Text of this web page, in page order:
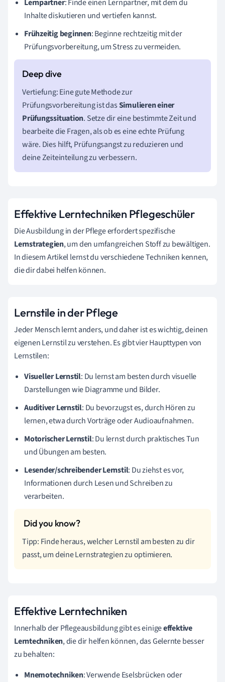
Lernpartner: Finde einen Lernpartner, mit dem du
Inhalte diskutieren und vertiefen kannst.
Frühzeitig beginnen: Beginne rechtzeitig mit der
Prüfungsvorbereitung, um Stress zu vermeiden.
Vertiefung: Eine gute Methode zur
Prüfungsvorbereitung ist dasSimulieren einer
Prüfungssituation. Setze dir eine bestimmte Zeit und
bearbeite die Fragen, als ob es eine echte Prüfung
wäre. Dies hilft, Prüfungsangst zu reduzieren und
deine Zeiteinteilung zu verbessern.
Effektive Lerntechniken Pflegeschüler
Die Ausbildung in der Pflege erfordert spezifische
Lernstrategien, um den umfangreichen Stoff zu bewältigen.
In diesem Artikel lernst du verschiedene Techniken kennen,
die dir dabei helfen können.
Lernstile in der Pflege
Jeder Mensch lernt anders, und daher ist es wichtig, deinen
eigenen Lernstil zu verstehen. Es gibt vier Haupttypen von
Lernstilen:
Visueller Lernstil: Du lernst am besten durch visuelle
Darstellungen wie Diagramme und Bilder.
Auditiver Lernstil: Du bevorzugst es, durch Hören zu
lernen, etwa durch Vorträge oder Audioaufnahmen.
Motorischer Lernstil: Du lernst durch praktisches Tun
und Übungen am besten.
Lesender/schreibender Lernstil: Du ziehst es vor,
Informationen durch Lesen und Schreiben zu
verarbeiten.
Tipp: Finde heraus, welcher Lernstil am besten zu dir
passt, um deine Lernstrategien zu optimieren.
Effektive Lerntechniken
Innerhalb der Pflegeausbildung gibt es einigeeffektive
Lerntechniken, die dir helfen können, das Gelernte besser
zu behalten:
Mnemotechniken: Verwende Eselsbrücken oder